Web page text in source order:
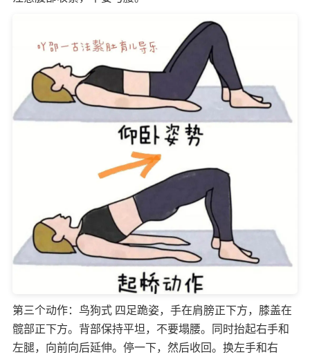
第三个动作：鸟狗式 四足跪姿，手在肩膀正下方，膝盖在
髋部正下方。背部保持平坦，不要塌腰。同时抬起右手和
左腿，向前向后延伸。停一下，然后收回。换左手和右